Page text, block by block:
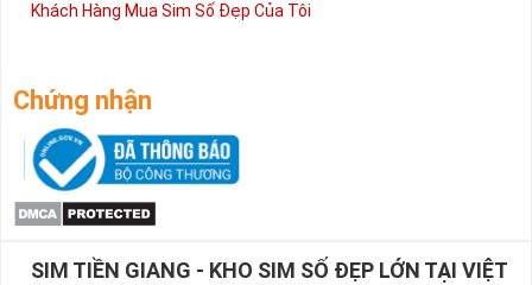
Khách Hàng Mua Sim Số Đẹp Của Tôi
Chứng nhận
SIM TIỀN GIANG - KHO SIM SỐ ĐẸP LỚN TẠI VIỆT